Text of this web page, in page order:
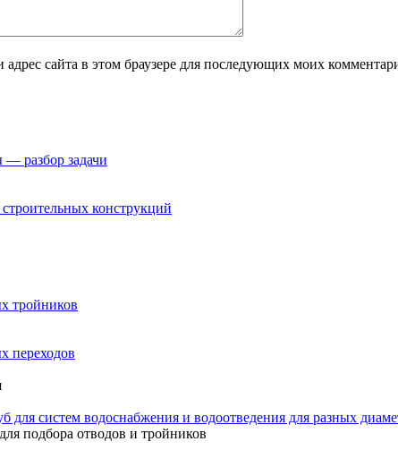
сайта в этом браузере для последующих моих
— разбор задачи
конструкций
тройников
переходов
для систем водоснабжения и водоотведения для разных
подбора отводов и тройников